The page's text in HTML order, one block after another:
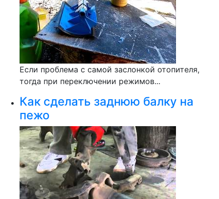
Если проблема с самой заслонкой отопителя,
тогда при переключении режимов...
Как сделать заднюю балку на
пежо